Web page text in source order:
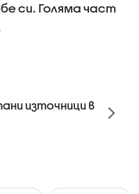
си. Голяма част
източници в